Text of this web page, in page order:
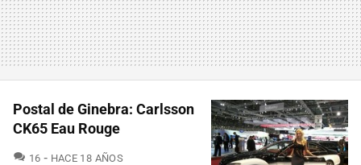
Postal de Ginebra: Carlsson
CK65 Eau Rouge
16 COMENTARIOS
HACE 18 AÑOS